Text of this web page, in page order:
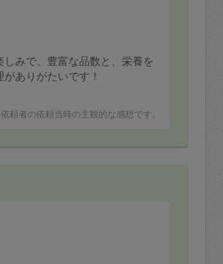
みで、豊富な品数と、栄養を
ありがたいです！
頼者の依頼当時の主観的な感想です。